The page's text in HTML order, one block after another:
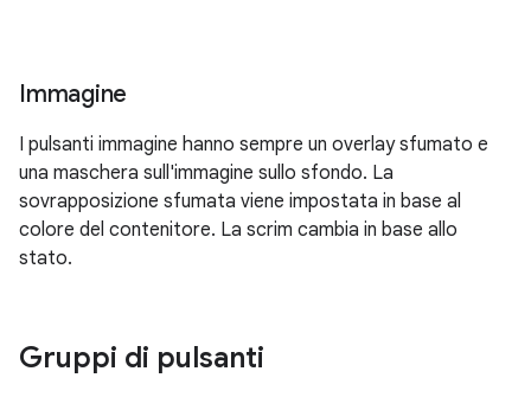
Immagine
I pulsanti immagine hanno sempre un overlay sfumato e
una maschera sull'immagine sullo sfondo. La
sovrapposizione sfumata viene impostata in base al
colore del contenitore. La scrim cambia in base allo
stato.
Gruppi di pulsanti